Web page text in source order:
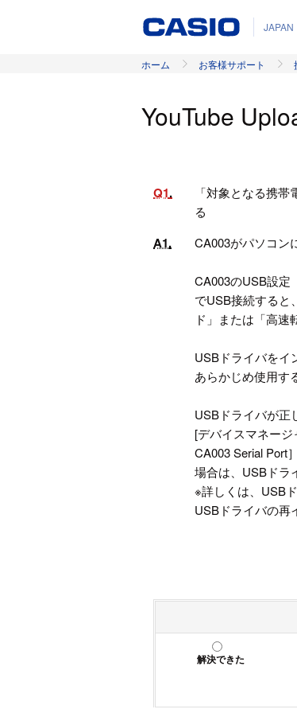
JAPAN
ホーム お客様サポート
YouTube
Q1
「対象となる携
る
A1 CA003がパソコン
CA003のUSB設定
でUSB接続すると
ド」または「高速
USBドライバをイ
あらかじめ使用す
USBドライバが正
[デバイスマネー
CA003 Serial Port
場合は、USBドラ
※詳しくは、USB
USBドライバの再
解決できた